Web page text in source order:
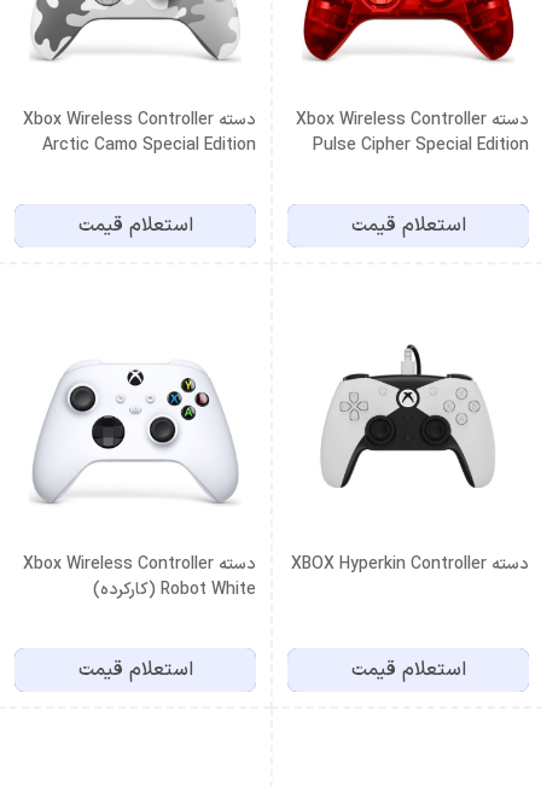
دسته Xbox Wireless Controller
Pulse Cipher Special Edition
استعلام قیمت
دسته Xbox Wireless Controller
Arctic Camo Special Edition
استعلام قیمت
دسته XBOX Hyperkin Controller
استعلام قیمت
دسته Xbox Wireless Controller
Robot White (کارکرده)
استعلام قیمت